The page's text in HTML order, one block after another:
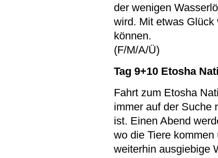
der wenigen
wird. Mit etwas
können.
(F/M/A/Ü)
Tag 9+10 Etosha
Fahrt zum Etosha
immer auf der Suche
ist. Einen Abend
wo die Tiere
weiterhin ausgiebige